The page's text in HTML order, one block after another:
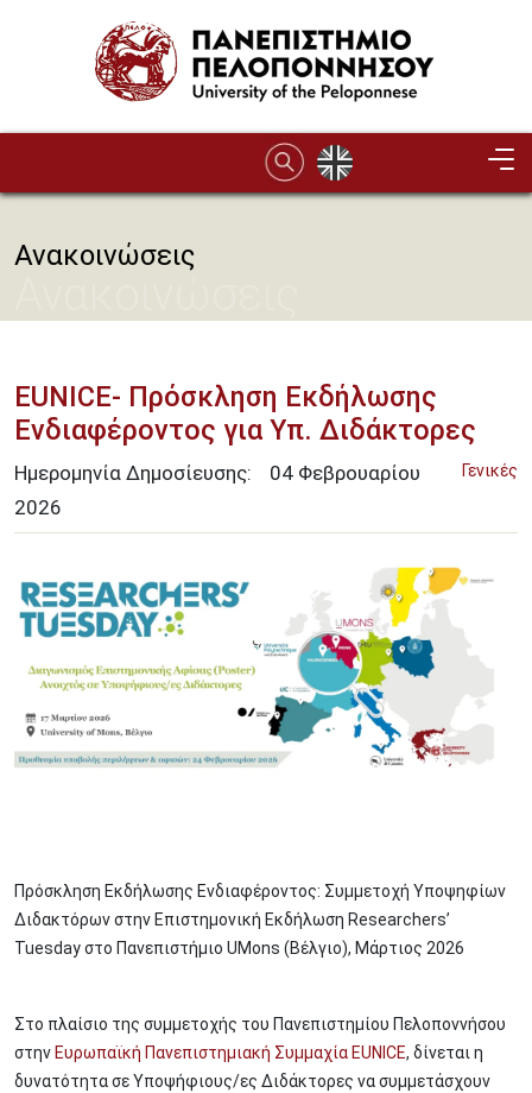
Ανακοινώσεις
EUNICE- Πρόσκληση Εκδήλωσης
Ενδιαφέροντος για Υπ. Διδάκτορες
Γενικές
Ημερομηνία Δημοσίευσης: 04 Φεβρουαρίου
2026
Πρόσκληση Εκδήλωσης Ενδιαφέροντος: Συμμετοχή Υποψηφίων
Διδακτόρων στην Επιστημονική Εκδήλωση Researchers’
Tuesday στο Πανεπιστήμιο UΜons (Βέλγιο), Μάρτιος 2026
Στο πλαίσιο της συμμετοχής του Πανεπιστημίου Πελοποννήσου
στην Ευρωπαϊκή Πανεπιστημιακή Συμμαχία EUNICE, δίνεται η
δυνατότητα σε Υποψήφιους/ες Διδάκτορες να συμμετάσχουν